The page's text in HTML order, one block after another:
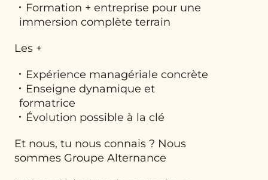
Formation + entreprise pour une
immersion complète terrain
Les +
Expérience managériale concrète
Enseigne dynamique et
formatrice
Évolution possible à la clé
Et nous, tu nous connais ? Nous
sommes Groupe Alternance